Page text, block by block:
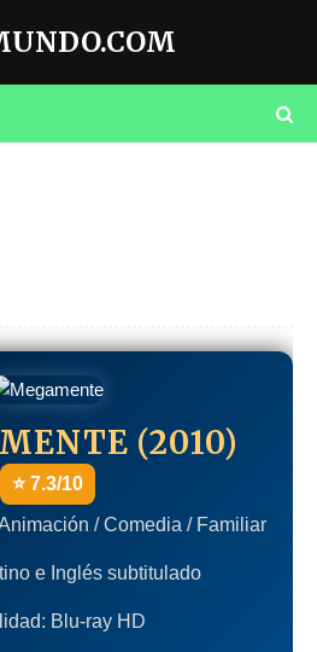
(2010)
⭐ 7.3/10
/ Comedia / Familiar
e Inglés subtitulado
Blu-ray HD